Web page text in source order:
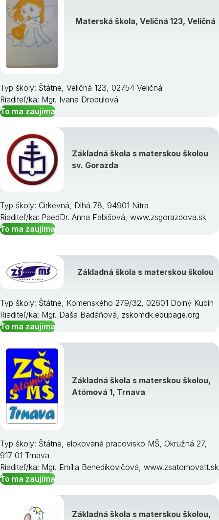
Materská škola, Veličná 123, Veličná
Typ školy: Štátne, Veličná 123, 02754 Veličná
Riaditeľ/ka: Mgr. Ivana Drobulová
To ma zaujíma
Základná škola s materskou školou
sv. Gorazda
Typ školy: Cirkevná, Dlhá 78, 94901 Nitra
Riaditeľ/ka: PaedDr. Anna Fabišová, www.zsgorazdova.sk
To ma zaujíma
Základná škola s materskou školou
Typ školy: Štátne, Komenského 279/32, 02601 Dolný Kubín
Riaditeľ/ka: Mgr. Daša Badáňová, zskomdk.edupage.org
To ma zaujíma
Základná škola s materskou školou,
Atómová 1, Trnava
Typ školy: Štátne, elokované pracovisko MŠ, Okružná 27,
917 01 Trnava
Riaditeľ/ka: Mgr. Emília Benedikovičová, www.zsatomovatt.sk
To ma zaujíma
Základná škola s materskou školou,